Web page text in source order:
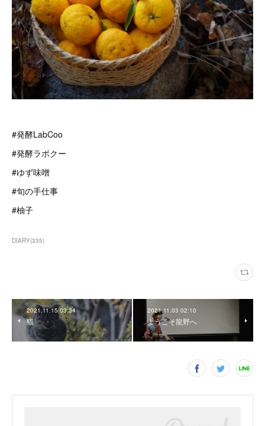
#発酵LabCoo
#発酵ラボクー
#ゆず味噌
#旬の手仕事
#柚子
DIARY(335)
2021.11.15 03:34
猫
2021.11.03 02:10
ようこそ龍野へ